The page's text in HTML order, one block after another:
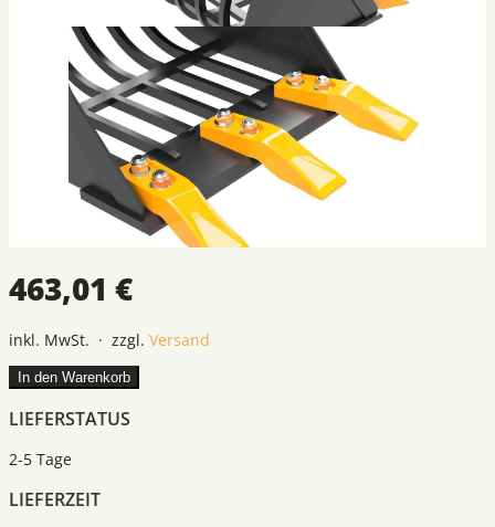
463,01 €
inkl. MwSt. · zzgl. Versand
In den Warenkorb
LIEFERSTATUS
2-5 Tage
LIEFERZEIT